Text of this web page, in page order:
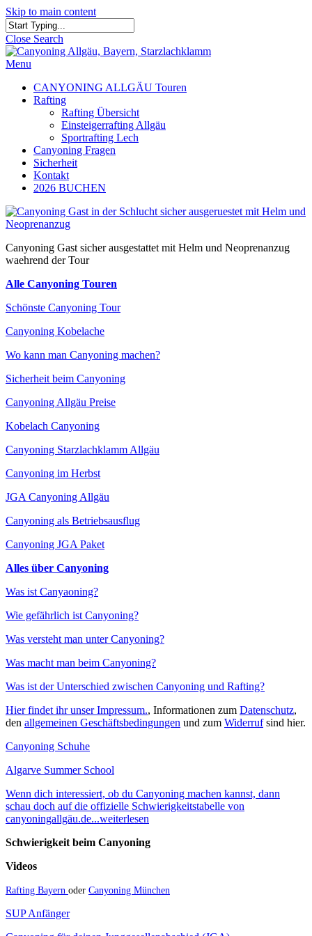
Skip to main content
Close Search
Menu
CANYONING ALLGÄU Touren
Rafting
Rafting Übersicht
Einsteigerrafting Allgäu
Sportrafting Lech
Canyoning Fragen
Sicherheit
Kontakt
2026 BUCHEN
Canyoning Gast sicher ausgestattet mit Helm und Neoprenanzug
waehrend der Tour
Alle Canyoning Touren
Schönste Canyoning Tour
Canyoning Kobelache
Wo kann man Canyoning machen?
Sicherheit beim Canyoning
Canyoning Allgäu Preise
Kobelach Canyoning
Canyoning Starzlachklamm Allgäu
Canyoning im Herbst
JGA Canyoning Allgäu
Canyoning als Betriebsausflug
Canyoning JGA Paket
Alles über Canyoning
Was ist Canyaoning?
Wie gefährlich ist Canyoning?
Was versteht man unter Canyoning?
Was macht man beim Canyoning?
Was ist der Unterschied zwischen Canyoning und Rafting?
Hier findet ihr unser Impressum., Informationen zum Datenschutz,
den allgemeinen Geschäftsbedingungen und zum Widerrufsind hier.
Canyoning Schuhe
Algarve Summer School
Wenn dich interessiert, ob du Canyoning machen kannst, dann
schau doch auf die offizielle Schwierigkeitstabelle von
canyoningallgäu.de...weiterlesen
Schwierigkeit beim Canyoning
Videos
Rafting Bayern oder Canyoning München
SUP Anfänger